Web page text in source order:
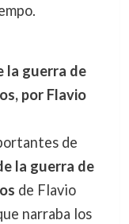
la guerra de
por Flavio
de
la guerra de
de Flavio
narraba los